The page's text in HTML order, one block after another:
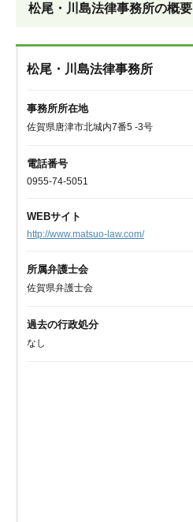
松尾・川島法律事務所の概要
松尾・川島法律事務所
事務所所在地
佐賀県唐津市北城内7番5 -3号
電話番号
0955-74-5051
WEBサイト
http://www.matsuo-law.com/
所属弁護士会
佐賀県弁護士会
過去の行政処分
なし